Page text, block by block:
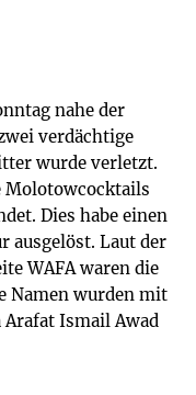
nahe der
verdächtige
wurde verletzt.
Molotowcocktails
Dies habe einen
ausgelöst. Laut der
WAFA waren die
Namen wurden mit
Arafat Ismail Awad